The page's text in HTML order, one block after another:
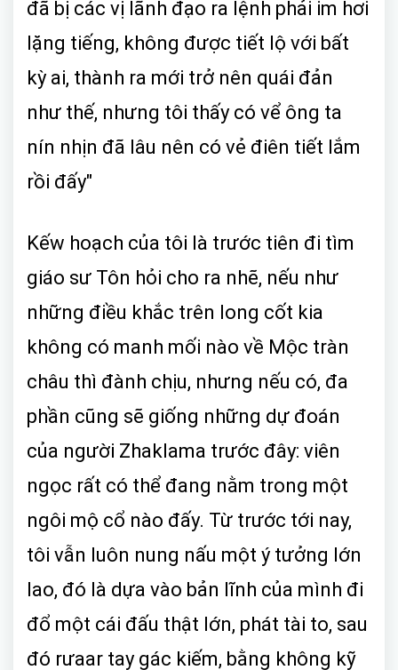
đã bị các vị lãnh đạo ra lệnh phải im hơi
lặng tiếng, không được tiết lộ với bất
kỳ ai, thành ra mới trở nên quái đản
như thế, nhưng tôi thấy có vể ông ta
nín nhịn đã lâu nên có vẻ điên tiết lắm
rồi đấy"
Kếw hoạch của tôi là trước tiên đi tìm
giáo sư Tôn hỏi cho ra nhẽ, nếu như
những điều khắc trên long cốt kia
không có manh mối nào về Mộc tràn
châu thì đành chịu, nhưng nếu có, đa
phần cũng sẽ giống những dự đoán
của người Zhaklama trước đây: viên
ngọc rất có thể đang nằm trong một
ngôi mộ cổ nào đấy. Từ trước tới nay,
tôi vẫn luôn nung nấu một ý tưởng lớn
lao, đó là dựa vào bản lĩnh của mình đi
đổ một cái đấu thật lớn, phát tài to, sau
đó rưaar tay gác kiếm, bằng không kỹ